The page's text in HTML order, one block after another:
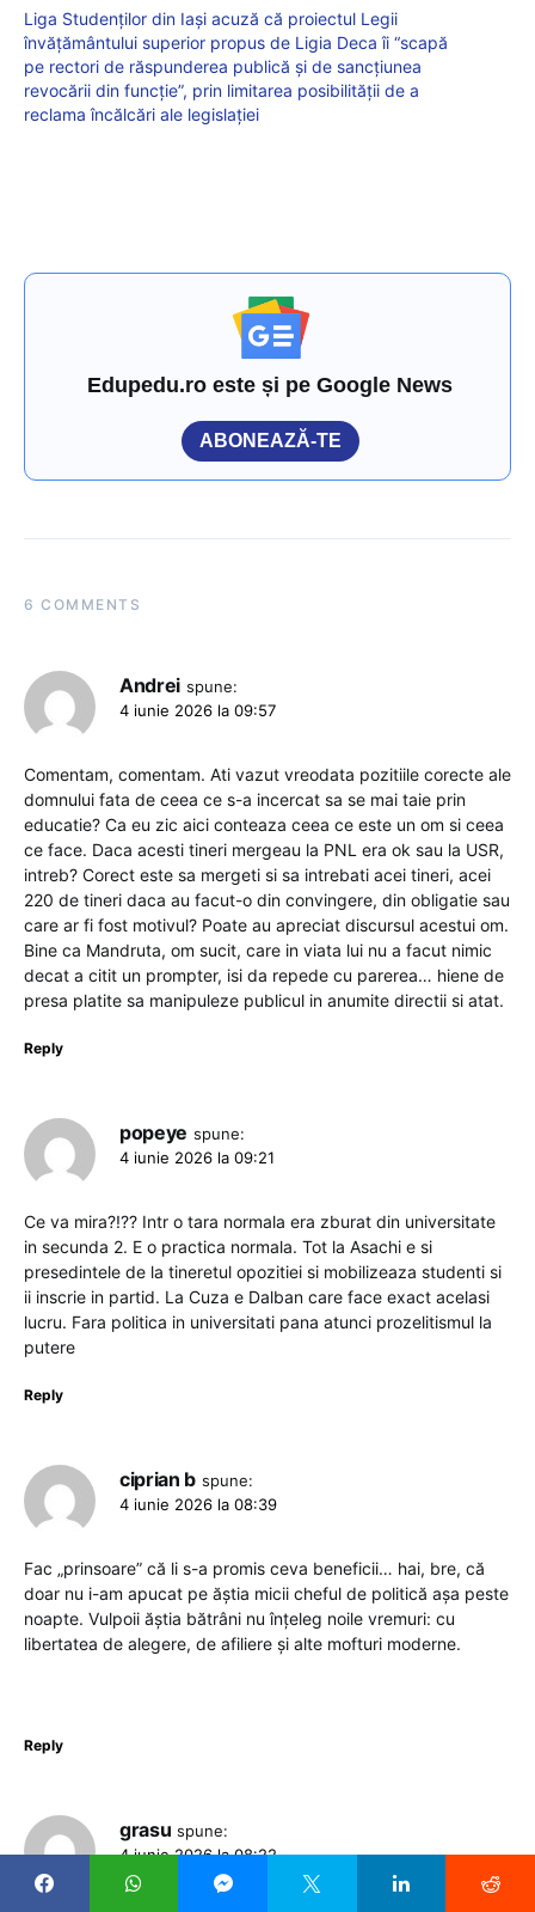
Liga Studenților din Iași acuză că proiectul Legii
învățământului superior propus de Ligia Deca îi “scapă
pe rectori de răspunderea publică și de sancțiunea
revocării din funcție”, prin limitarea posibilității de a
reclama încălcări ale legislației
Edupedu.ro este și pe Google News
ABONEAZĂ-TE
6 COMMENTS
Andrei spune:
4 iunie 2026 la 09:57
Comentam, comentam. Ati vazut vreodata pozitiile corecte ale
domnului fata de ceea ce s-a incercat sa se mai taie prin
educatie? Ca eu zic aici conteaza ceea ce este un om si ceea
ce face. Daca acesti tineri mergeau la PNL era ok sau la USR,
intreb? Corect este sa mergeti si sa intrebati acei tineri, acei
220 de tineri daca au facut-o din convingere, din obligatie sau
care ar fi fost motivul? Poate au apreciat discursul acestui om.
Bine ca Mandruta, om sucit, care in viata lui nu a facut nimic
decat a citit un prompter, isi da repede cu parerea… hiene de
presa platite sa manipuleze publicul in anumite directii si atat.
Reply
popeye spune:
4 iunie 2026 la 09:21
Ce va mira?!?? Intr o tara normala era zburat din universitate
in secunda 2. E o practica normala. Tot la Asachi e si
presedintele de la tineretul opozitiei si mobilizeaza studenti si
ii inscrie in partid. La Cuza e Dalban care face exact acelasi
lucru. Fara politica in universitati pana atunci prozelitismul la
putere
Reply
ciprian b spune:
4 iunie 2026 la 08:39
Fac „prinsoare” că li s-a promis ceva beneficii… hai, bre, că
doar nu i-am apucat pe ăștia micii cheful de politică așa peste
noapte. Vulpoii ăștia bătrâni nu înțeleg noile vremuri: cu
libertatea de alegere, de afiliere și alte mofturi moderne.
Reply
grasu spune:
4 iunie 2026 la 08:22